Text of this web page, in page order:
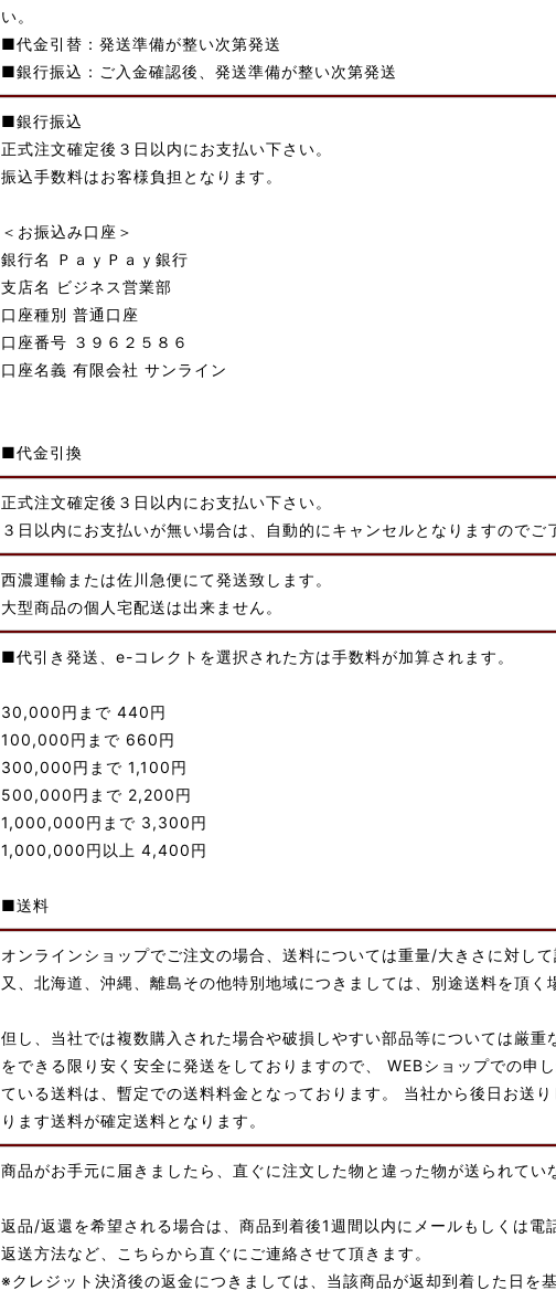
い。
■代金引替：発送準備が整い次第発送
■銀行振込：ご入金確認後、発送準備が整い次第発送
■銀行振込
正式注文確定後３日以内にお支払い下さい。
振込手数料はお客様負担となります。
＜お振込み口座＞
銀行名 ＰａｙＰａｙ銀行
支店名 ビジネス営業部
口座種別 普通口座
口座番号 ３９６２５８６
口座名義 有限会社 サンライン
■代金引換
正式注文確定後３日以内にお支払い下さい。
３日以内にお支払いが無い場合は、自動的にキャンセルとなりますのでご
西濃運輸または佐川急便にて発送致します。
大型商品の個人宅配送は出来ません。
■代引き発送、e-コレクトを選択された方は手数料が加算されます。
30,000円まで 440円
100,000円まで 660円
300,000円まで 1,100円
500,000円まで 2,200円
1,000,000円まで 3,300円
1,000,000円以上 4,400円
■送料
オンラインショップでご注文の場合、送料については重量/大きさに対して
又、北海道、沖縄、離島その他特別地域につきましては、別途送料を頂く
但し、当社では複数購入された場合や破損しやすい部品等については厳
をできる限り安く安全に発送をしておりますので、 WEBショップでの申
ている送料は、暫定での送料料金となっております。 当社から後日お送り
ります送料が確定送料となります。
商品がお手元に届きましたら、直ぐに注文した物と違った物が送られてい
返品/返還を希望される場合は、商品到着後1週間以内にメールもしくは電
返送方法など、こちらから直ぐにご連絡させて頂きます。
※クレジット決済後の返金につきましては、当該商品が返却到着した日を